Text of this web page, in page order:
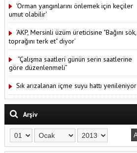
'Orman yangınlarını önlemek için keçiler
umut olabilir'
‘AKP, Mersinli üzüm üreticisine "Bağını sök,
toprağını terk et" diyor’
“Çalışma saatleri günün serin saatlerine
göre düzenlenmeli”
Sık arızalanan içme suyu hattı yenileniyor
Arşiv